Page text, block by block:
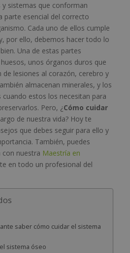
sistemas que conforman
parte esencial del correcto
Cada uno de ellos cumple
por ello, debemos hacer todo lo
Una de estas partes
unos órganos duros que
lesiones al corazón, cerebro y
almacenan minerales, y los
estos los necesitan para
Pero, ¿Cómo cuidar
de nuestra vida? Hoy te
que debes seguir para ello y
También, puedes
con nuestra Maestría en
en todo un profesional del
saber cómo cuidar el sistema
sistema óseo